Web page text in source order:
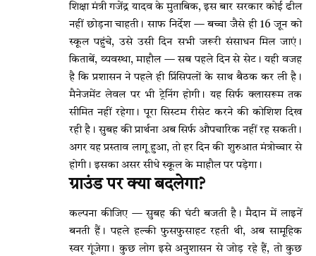
शिक्षा मंत्री गजेंद्र यादव के मुताबिक, इस बार सरकार कोई ढील
नहीं छोड़ना चाहती। साफ निर्देश — बच्चा जैसे ही 16 जून को
स्कूल पहुंचे, उसे उसी दिन सभी जरूरी संसाधन मिल जाएं।
किताबें, व्यवस्था, माहौल — सब पहले दिन से सेट। यही वजह
है कि प्रशासन ने पहले ही प्रिंसिपलों के साथ बैठक कर ली है।
मैनेजमेंट लेवल पर भी ट्रेनिंग होगी। यह सिर्फ क्लासरूम तक
सीमित नहीं रहेगा। पूरा सिस्टम रीसेट करने की कोशिश दिख
रही है। सुबह की प्रार्थना अब सिर्फ औपचारिक नहीं रह सकती।
अगर यह प्रस्ताव लागू हुआ, तो हर दिन की शुरुआत मंत्रोच्चार से
होगी। इसका असर सीधे स्कूल के माहौल पर पड़ेगा।
ग्राउंड पर क्या बदलेगा?
कल्पना कीजिए — सुबह की घंटी बजती है। मैदान में लाइनें
बनती हैं। पहले हल्की फुसफुसाहट रहती थी, अब सामूहिक
स्वर गूंजेगा। कुछ लोग इसे अनुशासन से जोड़ रहे हैं, तो कुछ